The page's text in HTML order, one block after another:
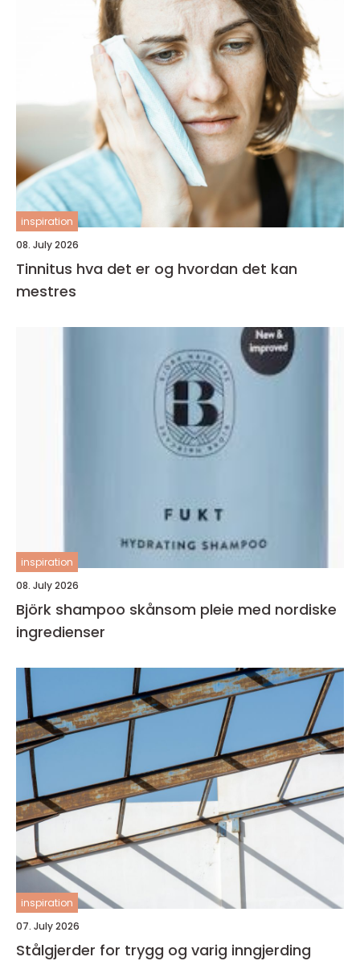
inspiration
08. July 2026
Tinnitus hva det er og hvordan det kan
mestres
inspiration
08. July 2026
Björk shampoo skånsom pleie med nordiske
ingredienser
inspiration
07. July 2026
Stålgjerder for trygg og varig inngjerding